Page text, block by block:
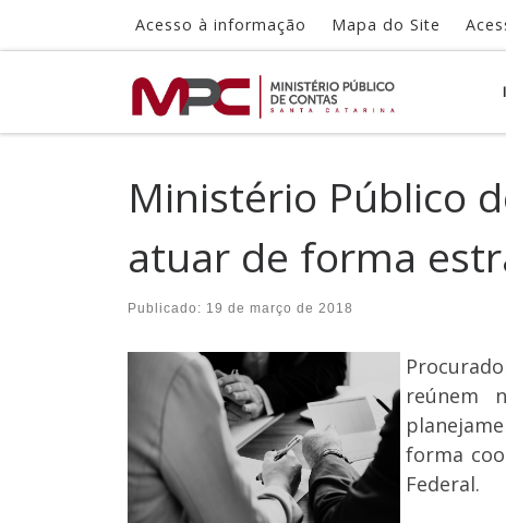
Skip to contentAcesso à informação Mapa do Site
Ministério Público
atuar de forma
Publicado: 19 de março de 2018
reúnem
forma
Federal.